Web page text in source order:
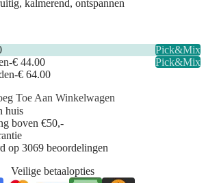
kalmerend, ontspannen
Pick&Mix
-€ 44.00
Pick&Mix
-€ 64.00
Toe Aan Winkelwagen
huis
boven €50,-
op 3069 beoordelingen
Veilige betaalopties